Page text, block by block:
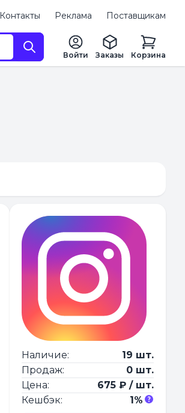
Контакты Реклама Поставщикам
Войти Заказы Корзина
Наличие:
19 шт.
Продаж:
0 шт.
Цена:
675 ₽ / шт.
Кешбэк:
1%